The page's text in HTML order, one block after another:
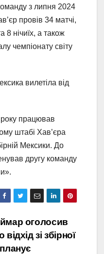
з липня 2024
провів 34 матчі,
8 нічиїх, а також
чемпіонату світу
вилетіла від
працював
штабі Хав’єра
Мексики. До
другу команду
оголосив
відхід зі збірної